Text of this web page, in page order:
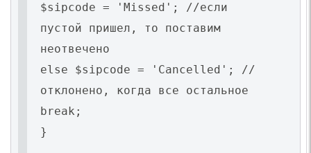
$sipcode = 'Missed'; //если
пустой пришел, то поставим
неотвечено
else $sipcode = 'Cancelled'; //
отклонено, когда все остальное
break;
}